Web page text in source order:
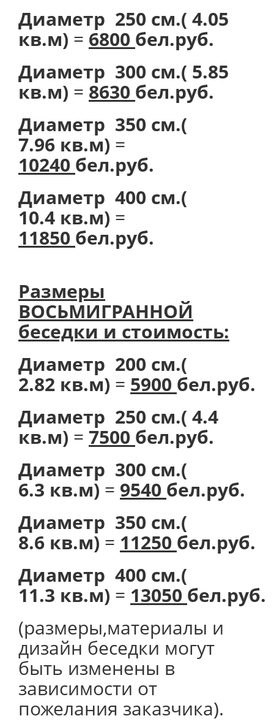
Диаметр 250 см.( 4.05
кв.м) = 6800 бел.руб.
Диаметр 300 см.( 5.85
кв.м) = 8630 бел.руб.
Диаметр 350 см.(
7.96 кв.м) =
10240 бел.руб.
Диаметр 400 см.(
10.4 кв.м) =
11850 бел.руб.
Размеры
ВОСЬМИГРАННОЙ
беседки и стоимость:
Диаметр 200 см.(
2.82 кв.м) = 5900 бел.руб.
Диаметр 250 см.( 4.4
кв.м) = 7500 бел.руб.
Диаметр 300 см.(
6.3 кв.м) = 9540 бел.руб.
Диаметр 350 см.(
8.6 кв.м) = 11250 бел.руб.
Диаметр 400 см.(
11.3 кв.м) = 13050 бел.руб.
(размеры,материалы и
дизайн беседки могут
быть изменены в
зависимости от
пожелания заказчика).